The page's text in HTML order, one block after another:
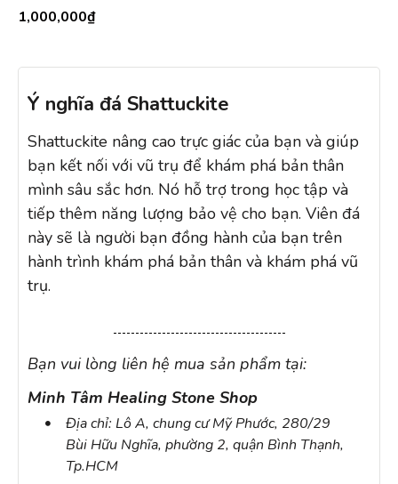
1,000,000₫
Ý nghĩa đá Shattuckite
Shattuckite nâng cao trực giác của bạn và giúp
bạn kết nối với vũ trụ để khám phá bản thân
mình sâu sắc hơn. Nó hỗ trợ trong học tập và
tiếp thêm năng lượng bảo vệ cho bạn. Viên đá
này sẽ là người bạn đồng hành của bạn trên
hành trình khám phá bản thân và khám phá vũ
trụ.
Bạn vui lòng liên hệ mua sản phẩm tại:
Minh Tâm Healing Stone Shop
Địa chỉ: Lô A, chung cư Mỹ Phước, 280/29
Bùi Hữu Nghĩa, phường 2, quận Bình Thạnh,
Tp.HCM